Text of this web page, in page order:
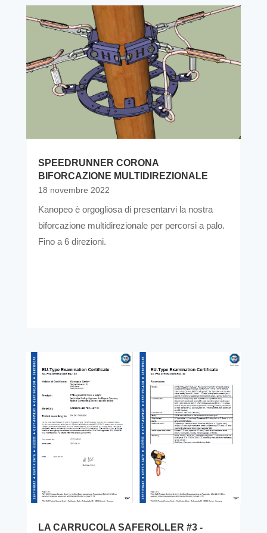
SPEEDRUNNER CORONA
BIFORCAZIONE MULTIDIREZIONALE
18 novembre 2022
Kanopeo è orgogliosa di presentarvi la nostra
biforcazione multidirezionale per percorsi a palo.
Fino a 6 direzioni.
LA CARRUCOLA SAFEROLLER #3 -